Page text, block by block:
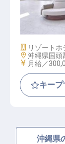
サービス
景／月35
施設業態
リゾートホ
勤務地
沖縄県国頭
給与
月給／
キープ
沖縄県